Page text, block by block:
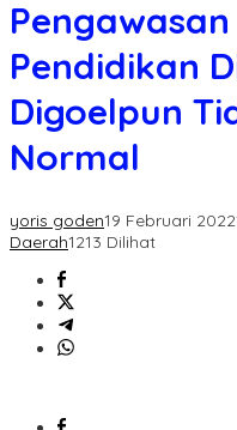
Boven
Tidak
Pendidikan
Digoelpun
Normal
yoris goden19 Februari 2022
Daerah1213 Dilihat